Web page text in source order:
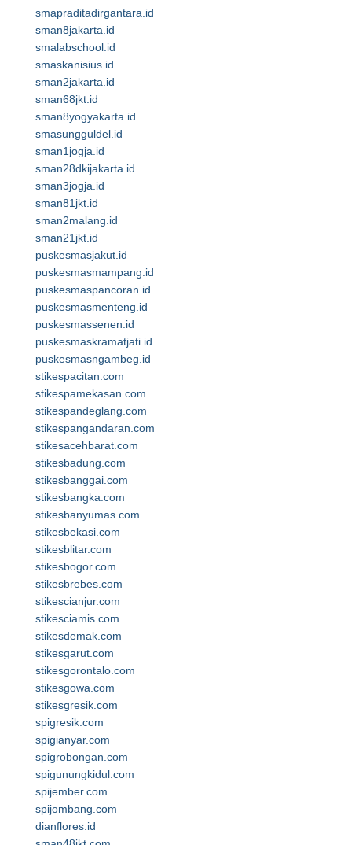
smapraditadirgantara.id
sman8jakarta.id
smalabschool.id
smaskanisius.id
sman2jakarta.id
sman68jkt.id
sman8yogyakarta.id
smasungguldel.id
sman1jogja.id
sman28dkijakarta.id
sman3jogja.id
sman81jkt.id
sman2malang.id
sman21jkt.id
puskesmasjakut.id
puskesmasmampang.id
puskesmaspancoran.id
puskesmasmenteng.id
puskesmassenen.id
puskesmaskramatjati.id
puskesmasngambeg.id
stikespacitan.com
stikespamekasan.com
stikespandeglang.com
stikespangandaran.com
stikesacehbarat.com
stikesbadung.com
stikesbanggai.com
stikesbangka.com
stikesbanyumas.com
stikesbekasi.com
stikesblitar.com
stikesbogor.com
stikesbrebes.com
stikescianjur.com
stikesciamis.com
stikesdemak.com
stikesgarut.com
stikesgorontalo.com
stikesgowa.com
stikesgresik.com
spigresik.com
spigianyar.com
spigrobongan.com
spigunungkidul.com
spijember.com
spijombang.com
dianflores.id